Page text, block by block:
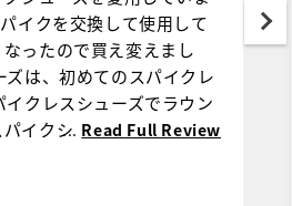
イクを交換して使用して
ったので買え変えまし
ズは、初めてのスパイクレ
イクレスシューズでラウン
イクシューズと感覚が変
とにします。 ちなみに今
... Read Full Review